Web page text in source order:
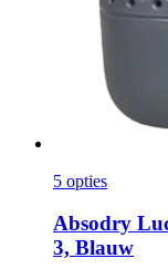
5 opties
Absodry
3, Blauw